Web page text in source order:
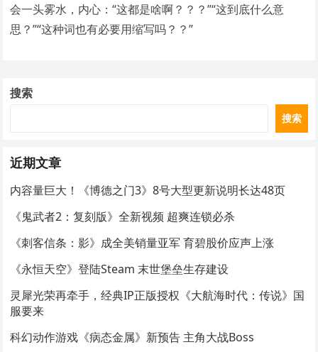
会一头雾水，内心：“这都是啥啊？？？”“这到底什么意
思？”“这种词也有必要用缩写吗？？”
搜索
搜索
近期文章
内容量巨大！《博德之门3》8号大型更新说明长达48页
《鬼武者2：复刻版》全新视频 超爽连锁必杀
《刺客信条：影》成全美销量亚军 育碧股价应声上涨
《永恒天空》登陆Steam 末世堡垒生存建设
灵犀光荣再牵手，经典IP正版授权《大航海时代：传说》国
服要来
科幻动作游戏《病态金属》新预告 主角大战Boss